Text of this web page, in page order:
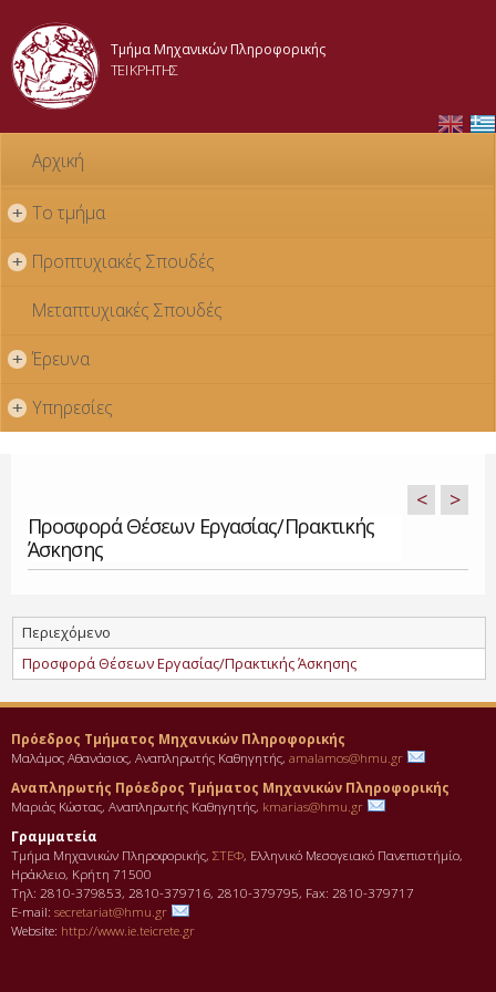
content
Τμήμα Μηχανικών Πληροφορικής
ΤΕΙ ΚΡΗΤΗΣ
Αρχική
+ Το τμήμα
+ Προπτυχιακές Σπουδές
Μεταπτυχιακές Σπουδές
+ Έρευνα
+ Υπηρεσίες
Προσφορά Θέσεων Εργασίας/Πρακτικής
Άσκησης
< >
Περιεχόμενο
Προσφορά Θέσεων Εργασίας/Πρακτικής Άσκησης
Πρόεδρος Τμήματος Μηχανικών Πληροφορικής
Μαλάμος Αθανάσιος, Αναπληρωτής Καθηγητής, amalamos@hmu.gr
Αναπληρωτής Πρόεδρος Τμήματος Μηχανικών Πληροφορικής
Μαριάς Κώστας, Αναπληρωτής Καθηγητής, kmarias@hmu.gr
Γραμματεία
Τμήμα Μηχανικών Πληροφορικής, ΣΤΕΦ, Ελληνικό Μεσογειακό Πανεπιστήμίο,
Ηράκλειο, Κρήτη 71500
Τηλ: 2810-379853, 2810-379716, 2810-379795, Fax: 2810-379717
E-mail: secretariat@hmu.gr
Website: http://www.ie.teicrete.gr